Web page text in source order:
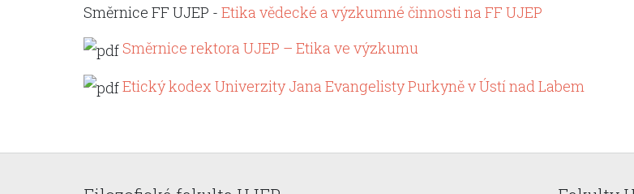
Směrnice FF UJEP - Etika vědecké a výzkumné činnosti na FF UJEP
Směrnice rektora UJEP – Etika ve výzkumu
Etický kodex Univerzity Jana Evangelisty Purkyně v Ústí nad Labem